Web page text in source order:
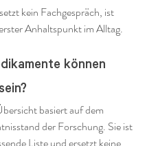
kein Fachgespräch, ist
Anhaltspunkt im Alltag.
können
basiert auf dem
der Forschung. Sie ist
Liste und ersetzt keine